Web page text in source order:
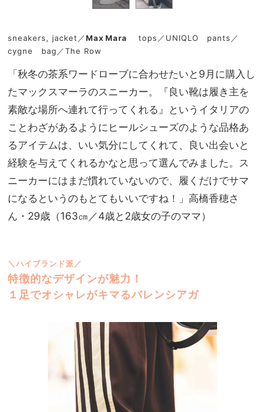
sneakers, jacket／Max Mara
tops／UNIQLO pants／
cygne bag／The Row
「秋冬の茶系ワードローブに合わせたいと9月に購入し
たマックスマーラのスニーカー。『良い靴は履き主を
素敵な場所へ連れて行ってくれる』というイタリアの
ことわざがあるようにヒールシューズのような品格あ
るアイテムは、いい気分にしてくれて、良い出会いと
経験を与えてくれるかなと思って選んでみました。ス
ニーカーにはまだ慣れていないので、履くだけでサマ
になるというのもとてもいいですね！」高橋香穂さ
ん・29歳（163㎝／4歳と2歳女の子のママ）
＼ハイブランド派／
特徴的なデザインが魅力！
１足でオシャレがキマるバレンシアガ